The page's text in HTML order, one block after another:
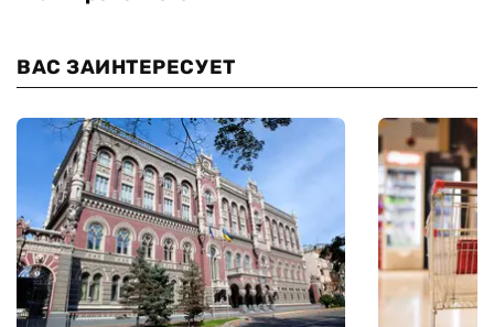
ВАС ЗАИНТЕРЕСУЕТ